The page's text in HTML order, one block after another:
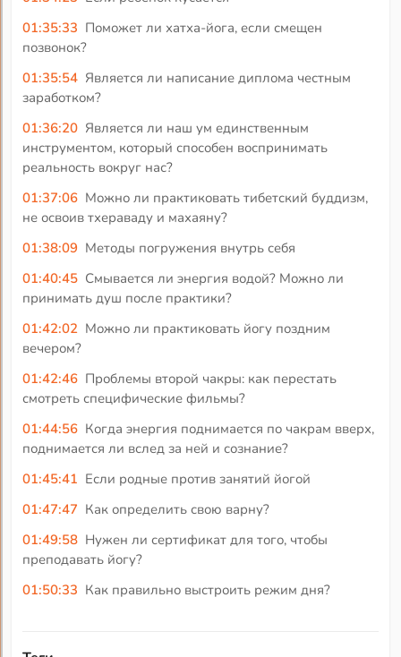
01:35:33 Поможет ли хатха-йога, если смещен
позвонок?
01:35:54 Является ли написание диплома честным
заработком?
01:36:20 Является ли наш ум единственным
инструментом, который способен воспринимать
реальность вокруг нас?
01:37:06 Можно ли практиковать тибетский буддизм,
не освоив тхераваду и махаяну?
01:38:09 Методы погружения внутрь себя
01:40:45 Смывается ли энергия водой? Можно ли
принимать душ после практики?
01:42:02 Можно ли практиковать йогу поздним
вечером?
01:42:46 Проблемы второй чакры: как перестать
смотреть специфические фильмы?
01:44:56 Когда энергия поднимается по чакрам вверх,
поднимается ли вслед за ней и сознание?
01:45:41 Если родные против занятий йогой
01:47:47 Как определить свою варну?
01:49:58 Нужен ли сертификат для того, чтобы
преподавать йогу?
01:50:33 Как правильно выстроить режим дня?